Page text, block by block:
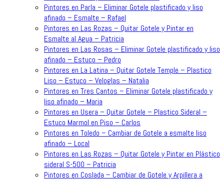
Pintores en Parla – Eliminar Gotele plastificado y liso
afinado – Esmalte – Rafael
Pintores en Las Rozas – Quitar Gotele y Pintar en
Esmalte al Agua – Patricia
Pintores en Las Rosas – Eliminar Gotele plastificado y liso
afinado – Estuco – Pedro
Pintores en La Latina – Quitar Gotele Temple – Plastico
Liso – Estuco – Veloglas – Natalia
Pintores en Tres Cantos – Eliminar Gotele plastificado y
liso afinado – Maria
Pintores en Usera – Quitar Gotele – Plastico Sideral –
Estuco Marmol en Piso – Carlos
Pintores en Toledo – Cambiar de Gotele a esmalte liso
afinado – Local
Pintores en Las Rozas – Quitar Gotele y Pintar en Plástico
sideral S-500 – Patricia
Pintores en Coslada – Cambiar de Gotele y Arpillera a